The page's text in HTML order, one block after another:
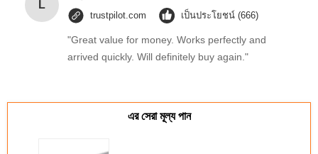
manual adjustment is smooth, and finding that
sweet spot makes all the difference. No more eye
strain during long sessions. Highly recommend
taking the time to set it up properly!""The Pico 4's
finding that sweet spot makes all the difference.
No more eye strain during long sessions. Highly
L
trustpilot.com เป็นประโยชน์ (666)
"Great value for money. Works perfectly and
arrived quickly. Will definitely buy again."
এর সেরা মূল্য পান